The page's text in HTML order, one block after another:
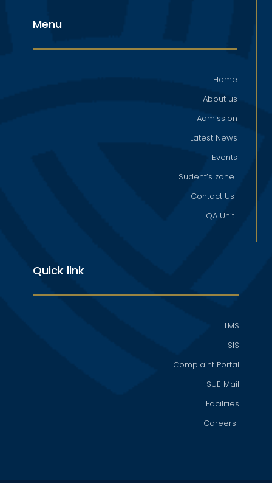
Menu
Home
About us
Admission
Latest News
Events
Sudent’s zone
Contact Us
QA Unit
Quick link
LMS
SIS
Complaint Portal
SUE Mail
Facilities
Careers